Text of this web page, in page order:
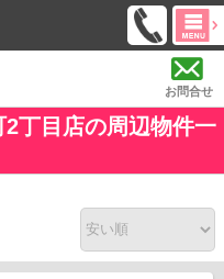
お問合せ
丁目店の周辺物件一